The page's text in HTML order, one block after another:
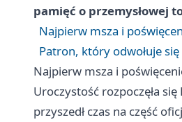
pamięć o przemysłowej
Najpierw msza i
Patron, który odwołuje
Najpierw msza i
Uroczystość rozpoczęła
przyszedł czas na część